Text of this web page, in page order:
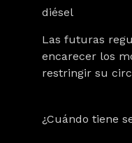
diésel
Las futuras
encarecer los
restringir su
¿Cuándo tiene